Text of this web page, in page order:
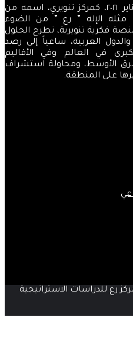
تأسس مركز رع للدراسات في يناير ٢٠٢١، كمركز تنويري، اسمه من
مثله الإله ” رع ” من الضوء
فكرية تنويرية، تطرح الحلول
العربية، ساعياً إلى رصد
في العالم وفي الأقاليم
الأوسط، ومحاولة استشراف
على المنطقة.